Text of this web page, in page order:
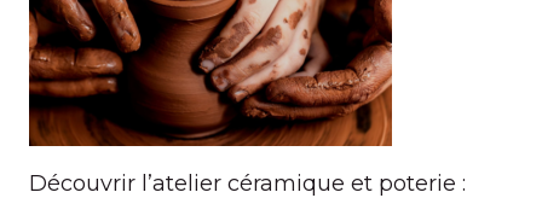
Découvrir l’atelier céramique et poterie :